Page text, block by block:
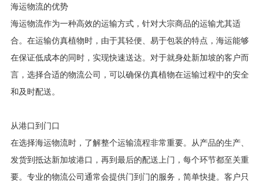
每日任务 签到有奖
华人资讯
阅读洛杉矶新闻
华人社区账号注册及使用规范》
海运物流的优势
海运物流作为一种高效的运输方式，针对大宗商品的运输尤其适
合。在运输仿真植物时，由于其轻便、易于包装的特点，海运能够
在保证低成本的同时，实现快速送达。对于就身处新加坡的客户而
言，选择合适的物流公司，可以确保仿真植物在运输过程中的安全
和及时配送。
从港口到门口
在选择海运物流时，了解整个运输流程非常重要。从产品的生产、
发货到抵达新加坡港口，再到最后的配送上门，每个环节都至关重
要。专业的物流公司通常会提供门到门的服务，简单快捷。客户只